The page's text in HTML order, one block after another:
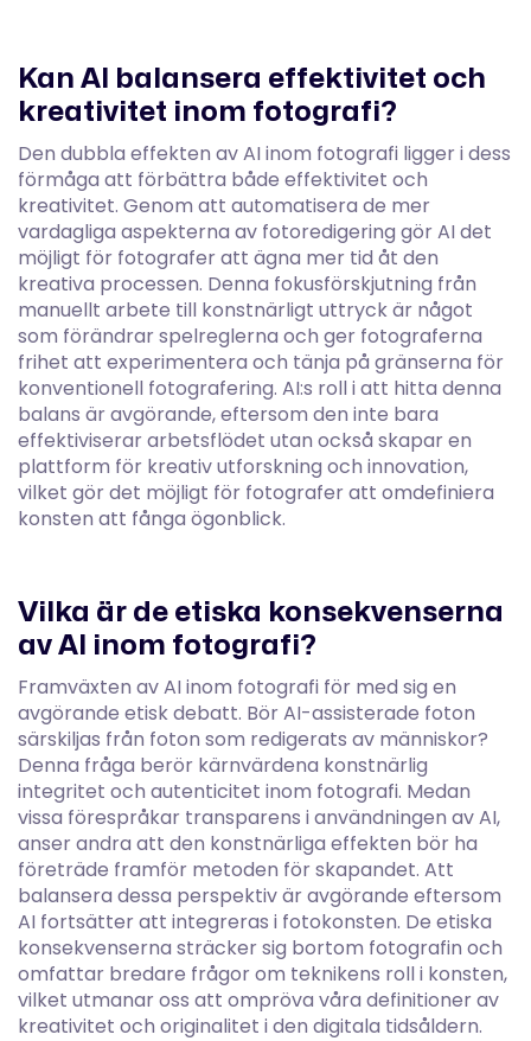
Kan AI balansera effektivitet och
kreativitet inom fotografi?
Den dubbla effekten av AI inom fotografi ligger i dess
förmåga att förbättra både effektivitet och
kreativitet. Genom att automatisera de mer
vardagliga aspekterna av fotoredigering gör AI det
möjligt för fotografer att ägna mer tid åt den
kreativa processen. Denna fokusförskjutning från
manuellt arbete till konstnärligt uttryck är något
som förändrar spelreglerna och ger fotograferna
frihet att experimentera och tänja på gränserna för
konventionell fotografering. AI:s roll i att hitta denna
balans är avgörande, eftersom den inte bara
effektiviserar arbetsflödet utan också skapar en
plattform för kreativ utforskning och innovation,
vilket gör det möjligt för fotografer att omdefiniera
konsten att fånga ögonblick.
Vilka är de etiska konsekvenserna
av AI inom fotografi?
Framväxten av AI inom fotografi för med sig en
avgörande etisk debatt. Bör AI-assisterade foton
särskiljas från foton som redigerats av människor?
Denna fråga berör kärnvärdena konstnärlig
integritet och autenticitet inom fotografi. Medan
vissa förespråkar transparens i användningen av AI,
anser andra att den konstnärliga effekten bör ha
företräde framför metoden för skapandet. Att
balansera dessa perspektiv är avgörande eftersom
AI fortsätter att integreras i fotokonsten. De etiska
konsekvenserna sträcker sig bortom fotografin och
omfattar bredare frågor om teknikens roll i konsten,
vilket utmanar oss att ompröva våra definitioner av
kreativitet och originalitet i den digitala tidsåldern.